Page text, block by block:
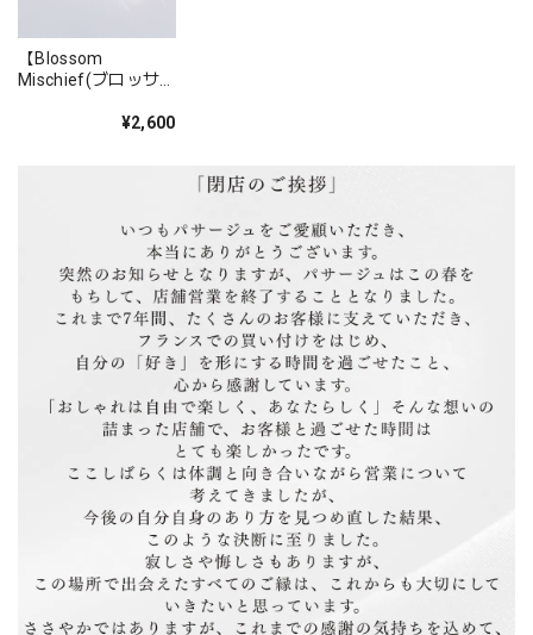
2020/05/28
肩紐の長さが調節出来るのでチビな私にはとても助かりまし
気に入っていただけて、とても嬉しいです！！
夏にたくさん活躍してもらえると嬉しいです。
とっても嬉しいレビュー書いていただき、あり
がとうございます！ また是非よろしくお願い致
します。
2020/05/28
写真で見たイメージより しっかりとした生地なので 秋冬
にショートブーツに合わせたい感じです。 ウエストも調節
可能なゴム仕様でシーンを選ばずに頻度高く使えるアイテム
です。
【Blossom
Mischief(ブロッサ
¥2,600